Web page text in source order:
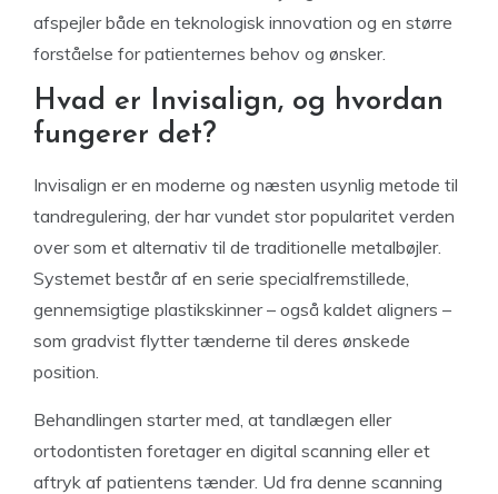
afspejler både en teknologisk innovation og en større
forståelse for patienternes behov og ønsker.
Hvad er Invisalign, og hvordan
fungerer det?
Invisalign er en moderne og næsten usynlig metode til
tandregulering, der har vundet stor popularitet verden
over som et alternativ til de traditionelle metalbøjler.
Systemet består af en serie specialfremstillede,
gennemsigtige plastikskinner – også kaldet aligners –
som gradvist flytter tænderne til deres ønskede
position.
Behandlingen starter med, at tandlægen eller
ortodontisten foretager en digital scanning eller et
aftryk af patientens tænder. Ud fra denne scanning